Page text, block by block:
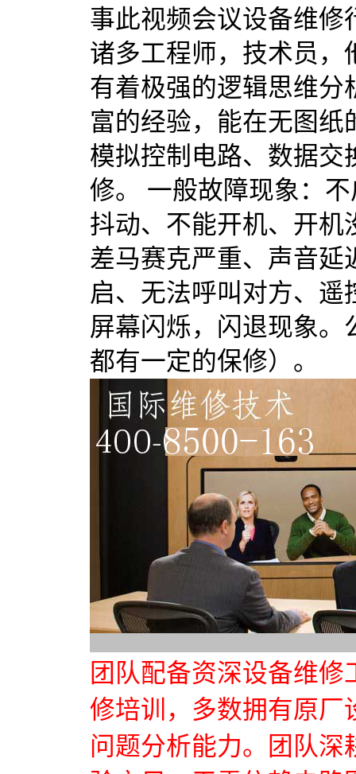
事此视频会议设备维修
诸多工程师，技术员，
有着极强的逻辑思维分
富的经验，能在无图
模拟控制电路、数据交
修。 一般故障现象：
抖动、不能开机、开机
差马赛克严重、声音延
启、无法呼叫对方、
屏幕闪烁，闪退现象
都有一定的保修）。
团队配备资深设备维
修培训，多数拥有原厂
问题分析能力。团队